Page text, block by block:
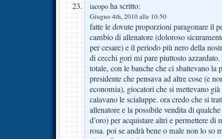
iacopo ha scritto:
Giugno 4th, 2010 alle 10:50
fatte le dovute proporzioni paragonare il
cambio di allenatore (doloroso
per cesare) e il periodo più nero della
di cecchi gori mi pare piuttosto
totale, con le banche che ci sbattevano la
presidente che pensava ad altre cose (e
economia), giocatori che si mettevano
calavano le scialuppe. ora credo che si
allenatore e la possibile vendita di
d’oro) per acquistare altri e permettere di
rosa. poi se andrà bene o male non lo so